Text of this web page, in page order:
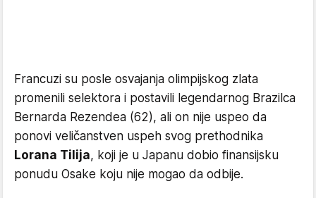
Francuzi su posle osvajanja olimpijskog zlata
promenili selektora i postavili legendarnog Brazilca
Bernarda Rezendea (62), ali on nije uspeo da
ponovi veličanstven uspeh svog prethodnika
Lorana Tilija, koji je u Japanu dobio finansijsku
ponudu Osake koju nije mogao da odbije.